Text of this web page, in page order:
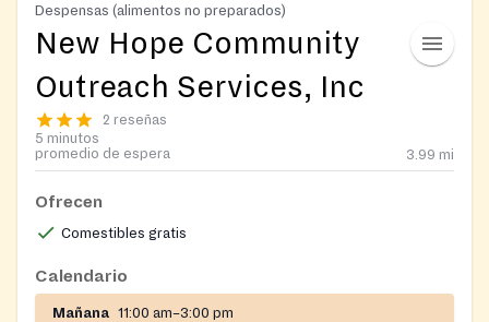
Despensas (alimentos no preparados)
New Hope Community
Outreach Services, Inc
2 reseñas
5 minutos
promedio de espera
3.99 mi
Ofrecen
Comestibles gratis
Calendario
Mañana 11:00 am–3:00 pm